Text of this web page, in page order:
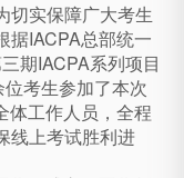
切实保障广大考生
据IACPA总部统一
期IACPA系列项目
考生参加了本次
体工作人员，全程
线上考试胜利进